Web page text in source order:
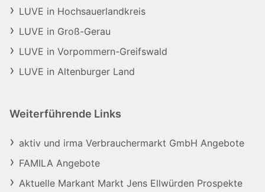
LUVE in Hochsauerlandkreis
LUVE in Groß-Gerau
LUVE in Vorpommern-Greifswald
LUVE in Altenburger Land
Weiterführende Links
aktiv und irma Verbrauchermarkt GmbH Angebote
FAMILA Angebote
Aktuelle Markant Markt Jens Ellwürden Prospekte